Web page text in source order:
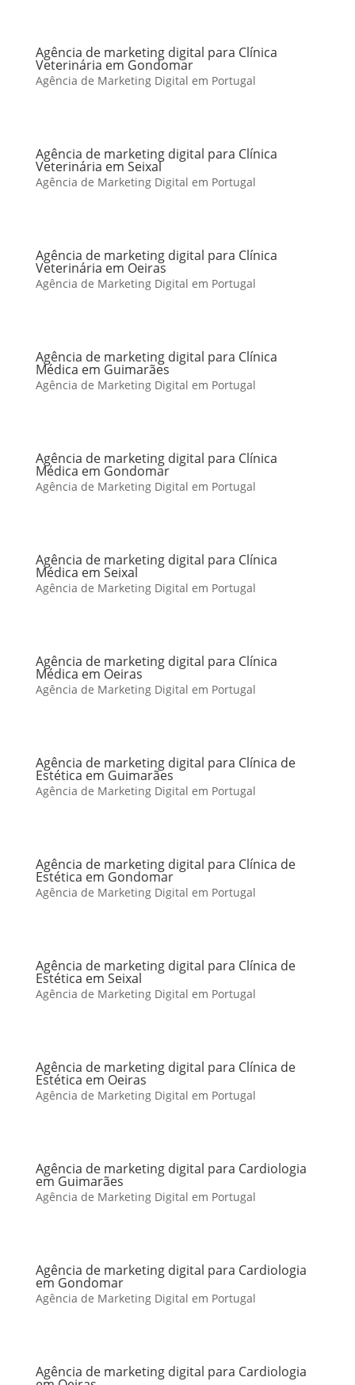
Agência de marketing digital para Clínica
Veterinária em Gondomar
Agência de Marketing Digital em Portugal
Agência de marketing digital para Clínica
Veterinária em Seixal
Agência de Marketing Digital em Portugal
Agência de marketing digital para Clínica
Veterinária em Oeiras
Agência de Marketing Digital em Portugal
Agência de marketing digital para Clínica
Médica em Guimarães
Agência de Marketing Digital em Portugal
Agência de marketing digital para Clínica
Médica em Gondomar
Agência de Marketing Digital em Portugal
Agência de marketing digital para Clínica
Médica em Seixal
Agência de Marketing Digital em Portugal
Agência de marketing digital para Clínica
Médica em Oeiras
Agência de Marketing Digital em Portugal
Agência de marketing digital para Clínica de
Estética em Guimarães
Agência de Marketing Digital em Portugal
Agência de marketing digital para Clínica de
Estética em Gondomar
Agência de Marketing Digital em Portugal
Agência de marketing digital para Clínica de
Estética em Seixal
Agência de Marketing Digital em Portugal
Agência de marketing digital para Clínica de
Estética em Oeiras
Agência de Marketing Digital em Portugal
Agência de marketing digital para Cardiologia
em Guimarães
Agência de Marketing Digital em Portugal
Agência de marketing digital para Cardiologia
em Gondomar
Agência de Marketing Digital em Portugal
Agência de marketing digital para Cardiologia